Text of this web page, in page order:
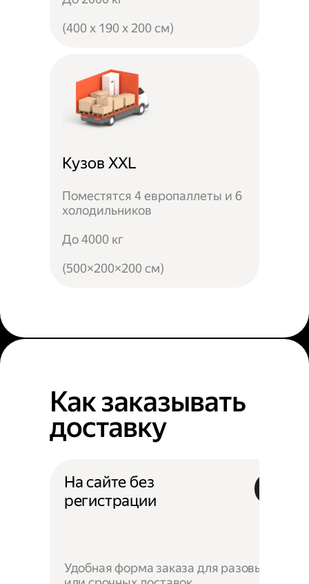
(400 x 190 x 200 см)
Кузов XXL
Поместятся 4 европаллеты и 6
холодильников
До 4000 кг
(500×200×200 см)
Как заказывать
доставку
На сайте без
регистрации
Удобная форма заказа для разовых